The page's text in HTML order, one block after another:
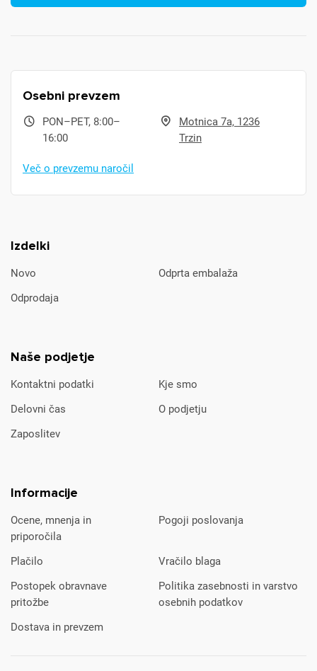
Izdelki
Novo
Odprta embalaža
Odprodaja
Naše podjetje
Kontaktni podatki
Kje smo
Delovni čas
O podjetju
Zaposlitev
Informacije
Ocene, mnenja in
priporočila
Pogoji poslovanja
Plačilo
Vračilo blaga
Postopek obravnave
pritožbe
Politika zasebnosti in varstvo
osebnih podatkov
Dostava in prevzem
Osebni prevzem
PON–PET, 8:00–
16:00
Motnica 7a, 1236
Trzin
Več o prevzemu naročil